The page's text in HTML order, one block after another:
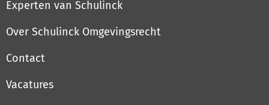
Experten van Schulinck
Over Schulinck Omgevingsrecht
Contact
Vacatures